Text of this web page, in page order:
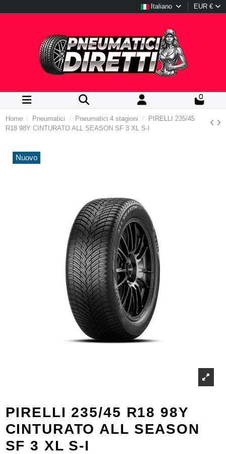
Italiano EUR €
0
Home Pneumatici Pneumatici 4 stagioni
PIRELLI 235/45
R18 98Y CINTURATO ALL SEASON SF 3 XL S-I
Nuovo
PIRELLI 235/45 R18 98Y
CINTURATO ALL SEASON
SF 3 XL S-I